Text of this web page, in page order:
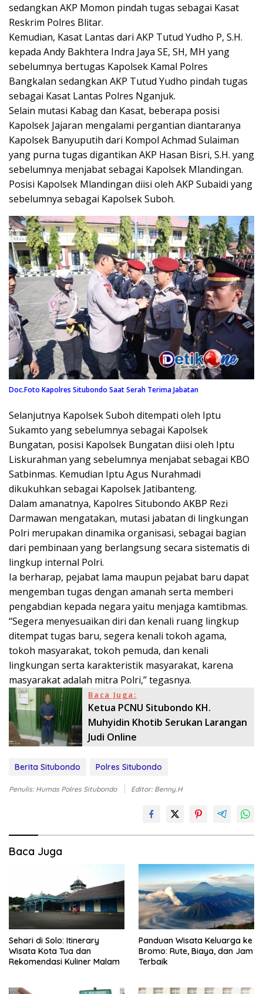
sedangkan AKP Momon pindah tugas sebagai Kasat
Reskrim Polres Blitar.
Kemudian, Kasat Lantas dari AKP Tutud Yudho P, S.H.
kepada Andy Bakhtera Indra Jaya SE, SH, MH yang
sebelumnya bertugas Kapolsek Kamal Polres
Bangkalan sedangkan AKP Tutud Yudho pindah tugas
sebagai Kasat Lantas Polres Nganjuk.
Selain mutasi Kabag dan Kasat, beberapa posisi
Kapolsek Jajaran mengalami pergantian diantaranya
Kapolsek Banyuputih dari Kompol Achmad Sulaiman
yang purna tugas digantikan AKP Hasan Bisri, S.H. yang
sebelumnya menjabat sebagai Kapolsek Mlandingan.
Posisi Kapolsek Mlandingan diisi oleh AKP Subaidi yang
sebelumnya sebagai Kapolsek Suboh.
Doc.Foto Kapolres Situbondo Saat Serah Terima Jabatan
Selanjutnya Kapolsek Suboh ditempati oleh Iptu
Sukamto yang sebelumnya sebagai Kapolsek
Bungatan, posisi Kapolsek Bungatan diisi oleh Iptu
Liskurahman yang sebelumnya menjabat sebagai KBO
Satbinmas. Kemudian Iptu Agus Nurahmadi
dikukuhkan sebagai Kapolsek Jatibanteng.
Dalam amanatnya, Kapolres Situbondo AKBP Rezi
Darmawan mengatakan, mutasi jabatan di lingkungan
Polri merupakan dinamika organisasi, sebagai bagian
dari pembinaan yang berlangsung secara sistematis di
lingkup internal Polri.
Ia berharap, pejabat lama maupun pejabat baru dapat
mengemban tugas dengan amanah serta memberi
pengabdian kepada negara yaitu menjaga kamtibmas.
“Segera menyesuaikan diri dan kenali ruang lingkup
ditempat tugas baru, segera kenali tokoh agama,
tokoh masyarakat, tokoh pemuda, dan kenali
lingkungan serta karakteristik masyarakat, karena
masyarakat adalah mitra Polri,” tegasnya.
Baca Juga:
Ketua PCNU Situbondo KH.
Muhyidin Khotib Serukan Larangan
Judi Online
Berita Situbondo Polres Situbondo
Penulis: Humas Polres Situbondo Editor: Benny.H
Baca Juga
Sehari di Solo: Itinerary
Wisata Kota Tua dan
Rekomendasi Kuliner Malam
Panduan Wisata Keluarga ke
Bromo: Rute, Biaya, dan Jam
Terbaik